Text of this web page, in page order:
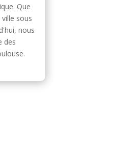
Que
sous
nous
des